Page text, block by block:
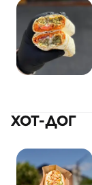
ХОТ-ДОГ